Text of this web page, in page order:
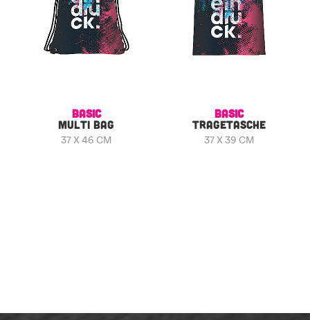
BASIC
MULTI BAG
37 X 46 CM
BASIC
TRAGETASCHE
37 X 39 CM